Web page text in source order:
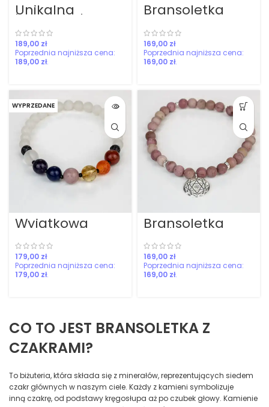
Unikalna
bransoletka z
czakrami
zł
189,00 zł
Bransoletka
harmonizująca
czakry mała
zł
169,00 zł
WYPRZEDANE
Wyjątkowa
Bransoletka z
czakrami
zł
179,00 zł
Bransoletka
Czakra Serca
zł
169,00 zł
CO TO JEST BRANSOLETKA Z
CZAKRAMI?
To biżuteria, która składa się z minerałów, reprezentujących siedem
czakr głównych w naszym ciele. Każdy z kamieni symbolizuje
inną czakrę, od podstawy kręgosłupa aż po czubek głowy. Kamienie